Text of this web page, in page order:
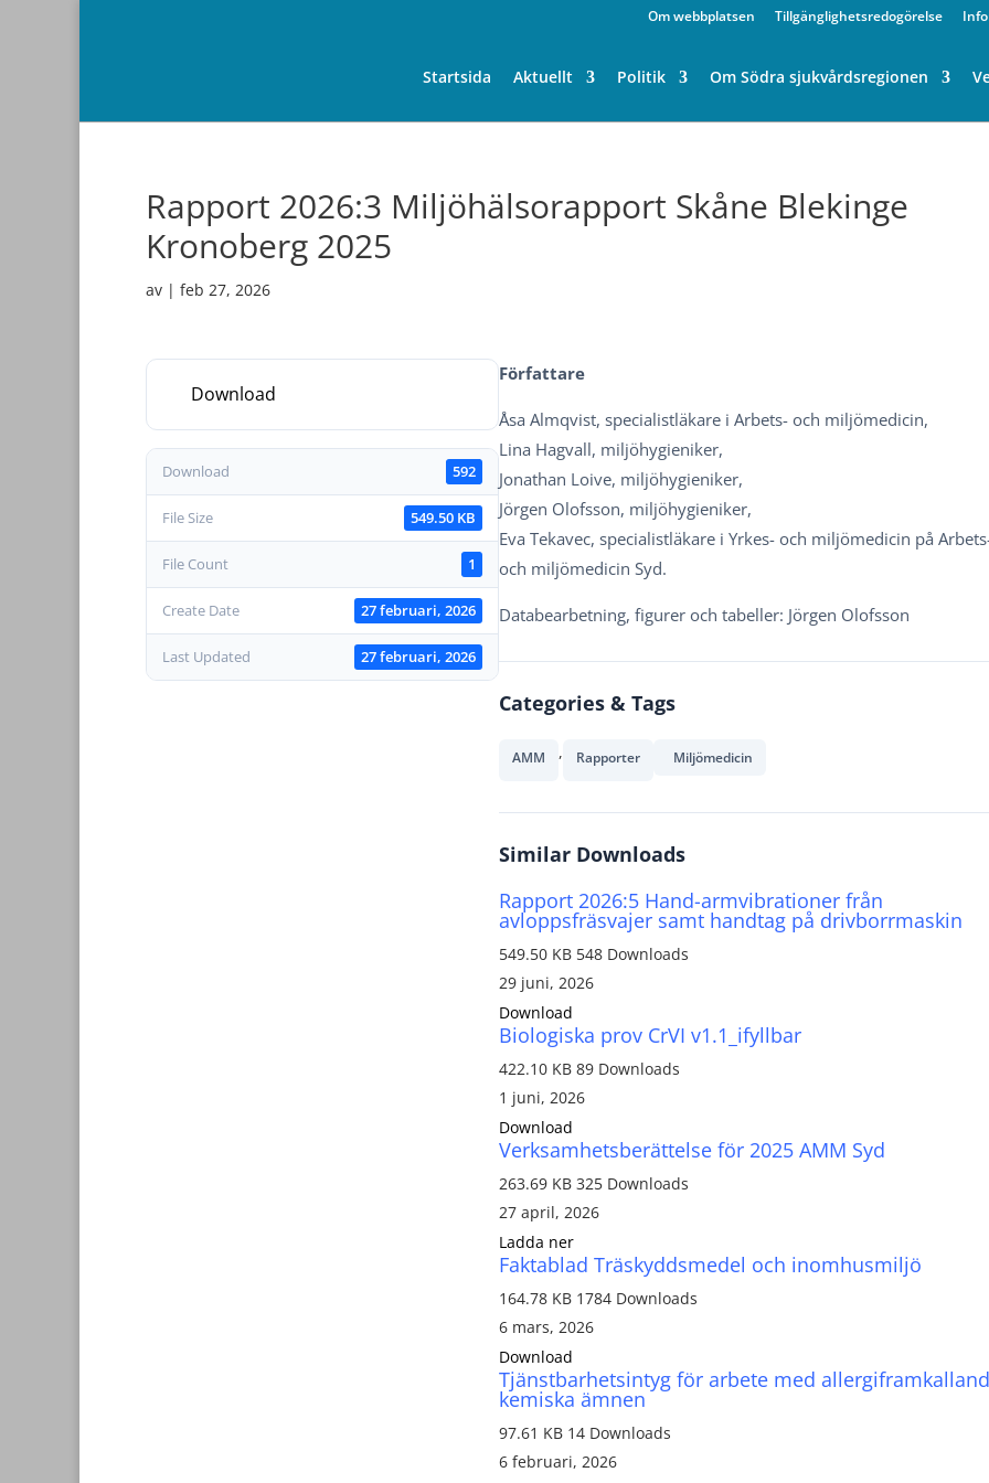
Om webbplatsen Tillgänglighetsredogörelse
Startsida Aktuellt Politik Om Södra sjukvårdsregionen
Rapport 2026:3 Miljöhälsorapport Skåne Blekinge
Kronoberg 2025
av | feb 27, 2026
Download
Download 592
File Size 549.50 KB
File Count 1
Create Date 27 februari, 2026
Last Updated 27 februari, 2026
Författare
Åsa Almqvist, specialistläkare i Arbets- och miljömedicin,
Lina Hagvall, miljöhygieniker,
Jonathan Loive, miljöhygieniker,
Jörgen Olofsson, miljöhygieniker,
Eva Tekavec, specialistläkare i Yrkes- och miljömedicin på
och miljömedicin Syd.
Databearbetning, figurer och tabeller: Jörgen Olofsson
Categories & Tags
AMM , Rapporter Miljömedicin
Similar Downloads
Rapport 2026:5 Hand-armvibrationer från
avloppsfräsvajer samt handtag på drivborrmaskin
549.50 KB 548 Downloads
29 juni, 2026
Download
Biologiska prov CrVI v1.1_ifyllbar
422.10 KB 89 Downloads
1 juni, 2026
Download
Verksamhetsberättelse för 2025 AMM Syd
263.69 KB 325 Downloads
27 april, 2026
Ladda ner
Faktablad Träskyddsmedel och inomhusmiljö
164.78 KB 1784 Downloads
6 mars, 2026
Download
Tjänstbarhetsintyg för arbete med
kemiska ämnen
97.61 KB 14 Downloads
6 februari, 2026